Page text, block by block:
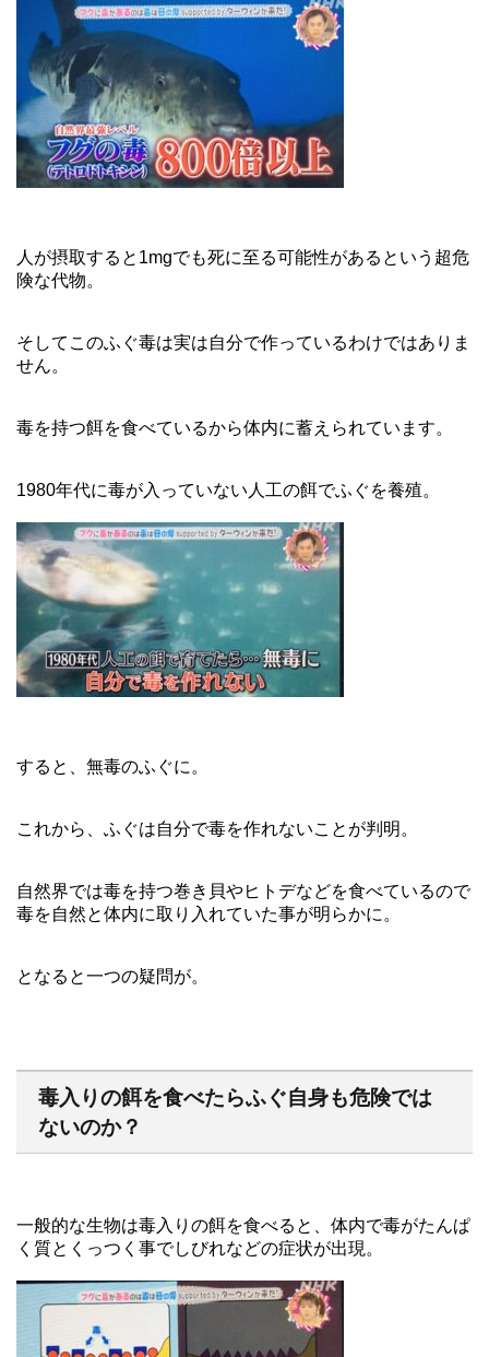
人が摂取すると1mgでも死に至る可能性があるという超危
険な代物。
そしてこのふぐ毒は実は自分で作っているわけではありま
せん。
毒を持つ餌を食べているから体内に蓄えられています。
1980年代に毒が入っていない人工の餌でふぐを養殖。
すると、無毒のふぐに。
これから、ふぐは自分で毒を作れないことが判明。
自然界では毒を持つ巻き貝やヒトデなどを食べているので
毒を自然と体内に取り入れていた事が明らかに。
となると一つの疑問が。
毒入りの餌を食べたらふぐ自身も危険では
ないのか？
一般的な生物は毒入りの餌を食べると、体内で毒がたんぱ
く質とくっつく事でしびれなどの症状が出現。